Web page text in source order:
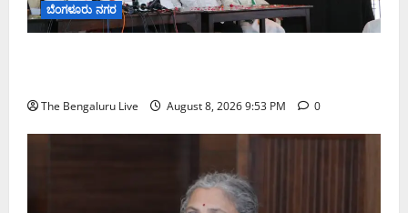
ಬೆಂಗಳೂರು ನಗರ
The Bengaluru Live August 8, 2026 9:53 PM 0